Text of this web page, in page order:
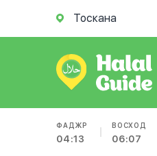
Тоскана
ФАДЖР
04:13
ВОСХОД
06:07